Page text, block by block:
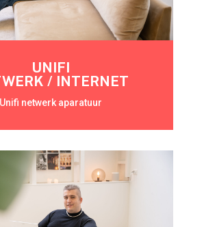
UNIFI
/ INTERNET
Unifi netwerk aparatuur